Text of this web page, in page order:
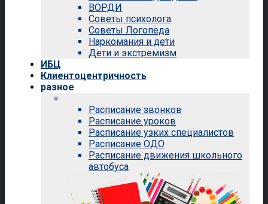
ВОРДИ
Советы психолога
Советы Логопеда
Наркомания и дети
Дети и экстремизм
ИБЦ
Клиентоцентричность
разное
Расписание звонков
Расписание уроков
Расписание узких специалистов
Расписание ОДО
Расписание движения школьного
автобуса